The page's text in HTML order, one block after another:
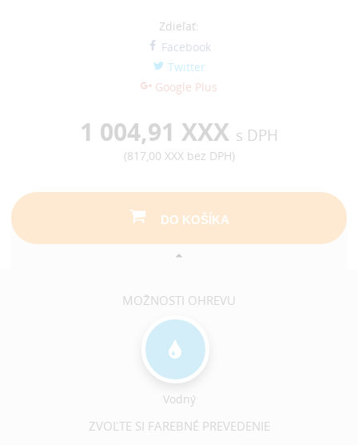
Zdieľať:
Facebook
Twitter
Google Plus
1 004,91 XXX s DPH
(817,00 XXXbez DPH)
DO KOŠÍKA
MOŽNOSTI OHREVU
Vodný
ZVOĽTE SI FAREBNÉ PREVEDENIE